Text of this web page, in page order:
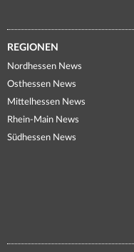
REGIONEN
Nordhessen News
Osthessen News
Mittelhessen News
Rhein-Main News
Südhessen News